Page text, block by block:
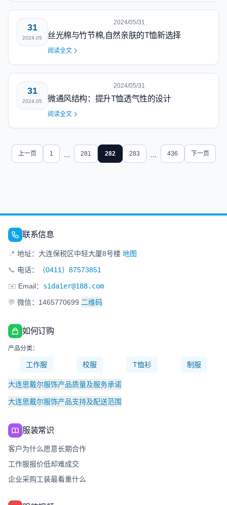
31
2024.05
2024/05/31
丝光棉与竹节棉,自然亲肤的T恤新选择
阅读全文
31
2024.05
2024/05/31
微通风结构：提升T恤透气性的设计
阅读全文
上一页 1 ... 281 282 283 ... 436 下一页
联系信息
📍 地址：大连保税区中轻大厦8号楼 地图
📞 电话：
（0411）87573851
✉️ Email： sidaier@188.com
💬 微信：1465770699 二维码
如何订购
产品分类：
工作服 校服 T恤衫 制服
大连思戴尔服饰产品质量及服务承诺
大连思戴尔服饰产品支持及配送范围
服装常识
客户为什么愿意长期合作
工作服报价低却难成交
企业采购工装最看重什么